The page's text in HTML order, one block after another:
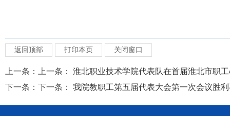
返回顶部 打印本页 关闭窗口
上一条：上一条： 淮北职业技术学院代表队在首届淮北市职工
下一条：下一条： 我院教职工第五届代表大会第一次会议胜利